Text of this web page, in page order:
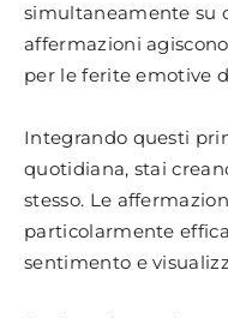
simultaneamente su
affermazioni
per le ferite emotive
Integrando questi
quotidiana, stai
stesso. Le
particolarmente
sentimento e